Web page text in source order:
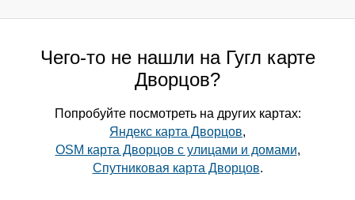
Чего-то не нашли на Гугл карте
Дворцов?
Попробуйте посмотреть на других картах:
Яндекс карта Дворцов,
OSM карта Дворцов с улицами и домами,
Спутниковая карта Дворцов.